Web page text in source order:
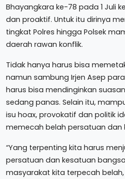
Bhayangkara ke-78 pada 1 Juli
dan proaktif. Untuk itu dirinya
tingkat Polres hingga Polsek
daerah rawan konflik.
Tidak hanya harus bisa
namun sambung Irjen Asep
harus bisa mendinginkan
sedang panas. Selain itu,
isu hoax, provokatif dan politik
memecah belah persatuan dan
“Yang terpenting kita harus
persatuan dan kesatuan
masyarakat kita terpecah